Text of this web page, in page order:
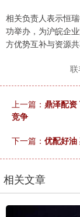
相关负责人表示恒
功举办，为沪皖企
方优势互补与资源共
联
上一篇： 鼎泽配
竞争
下一篇： 优配好油
相关文章